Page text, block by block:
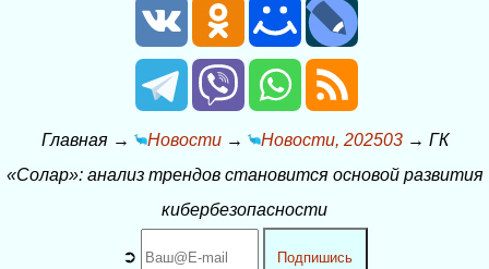
Главная→ Новости→ Новости, 202503→ ГК
«Солар»: анализ трендов становится основой развития
кибербезопасности
➲ Подпишись